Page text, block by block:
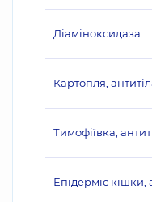
Діаміноксидаза
Картопля,
Тимофіївка,
Епідерміс кішки,